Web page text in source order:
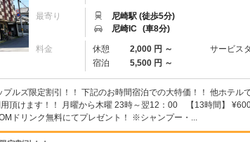
最寄り
尼崎駅 (徒歩5分)
尼崎IC (車8分)
料金 休憩 2,000 円 ～ サービス
宿泊
5,500 円 ～
ルズ限定割引！！ 下記のお時間宿泊での大特価！！ 他ホテル
頂けます！！ 月曜から木曜 23時～翌12：00 【13時間】
ドリンク無料にてプレゼント！ ※シャンプー・...